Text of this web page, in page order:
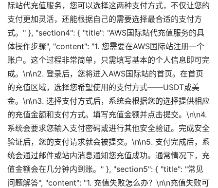
际站代充值服务，您可以选择这两种支付方式，不仅让您的
支付更加灵活，还能根据自己的需要选择最合适的支付方
式。" }, "section4": { "title": "AWS国际站代充值服务的具
体操作步骤", "content": "1. 您需要在AWS国际站注册一个
账户。这个过程非常简单，只需填写基本的个人信息即可完
成。\n\n2. 登录后，您将进入AWS国际站的首页。在首页
的充值区域，选择您希望使用的支付方式——USDT或美
金。\n\n3. 选择支付方式后，系统会根据您的选择提供相应
的充值金额和支付方式。填写充值金额并点击提交。\n\n4.
系统会要求您输入支付密码或进行其他安全验证。完成安全
验证后，您的支付请求就会被提交。\n\n5. 支付完成后，系
统会通过邮件或站内消息通知您充值成功。通常情况下，充
值金额会在几分钟内到账。" }, "section5": { "title": "常见
问题解答", "content": "1. 充值失败怎么办？\n\n充值失败可